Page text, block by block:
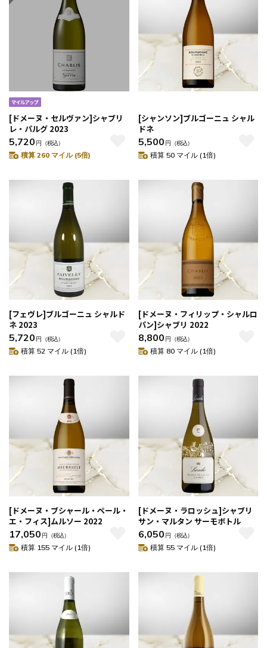
[ドメーヌ・セルヴァン]シャブリ
レ・パルグ 2023
5,720 円 （税込）
積算 260 マイル (5倍)
[シャンソン]ブルゴーニュ シャル
ドネ
5,500 円 （税込）
積算 50 マイル (1倍)
[フェヴレ]ブルゴーニュ シャルド
ネ 2023
5,720 円 （税込）
積算 52 マイル (1倍)
[ドメーヌ・フィリップ・シャルロ
パン]シャブリ 2022
8,800 円 （税込）
積算 80 マイル (1倍)
[ドメーヌ・ブシャール・ペール・
エ・フィス]ムルソー 2022
17,050 円 （税込）
積算 155 マイル (1倍)
[ドメーヌ・ラロッシュ]シャブリ
サン・マルタン サーモボトル
6,050 円 （税込）
積算 55 マイル (1倍)